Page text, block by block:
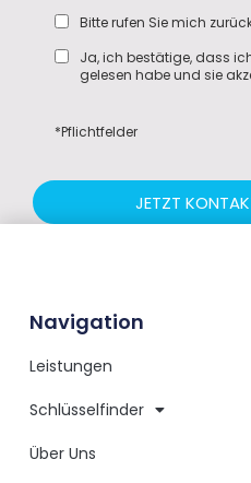
Bitte rufen Sie mich
Ja, ich bestätige, dass
gelesen habe und sie
*Pflichtfelder
JETZT
Navigation
Leistungen
Schlüsselfinder
Über Uns